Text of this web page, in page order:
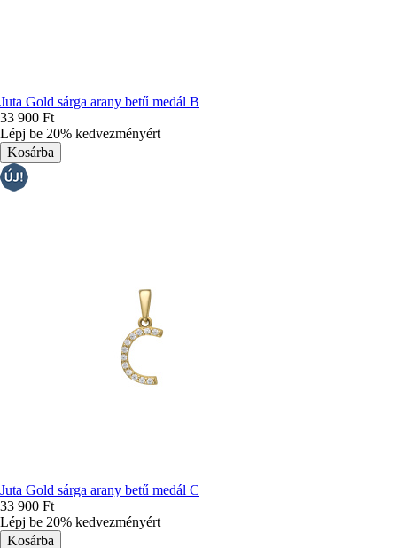
Juta Gold sárga arany betű medál B
33 900 Ft
Lépj be 20% kedvezményért
Juta Gold sárga arany betű medál C
33 900 Ft
Lépj be 20% kedvezményért